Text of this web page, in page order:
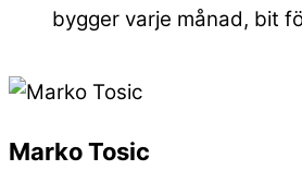
bygger varje månad, bit
Marko Tosic